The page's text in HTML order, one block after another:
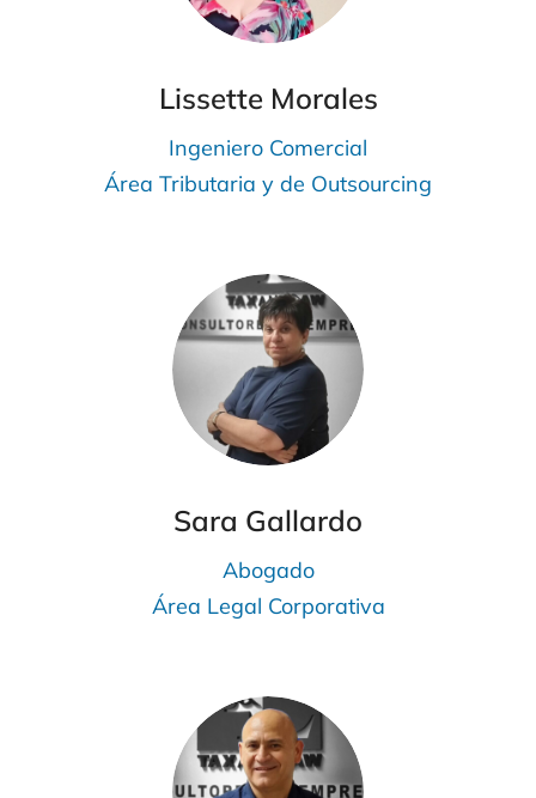
Lissette Morales
Ingeniero Comercial
Área Tributaria y de Outsourcing
Sara Gallardo
Abogado
Área Legal Corporativa